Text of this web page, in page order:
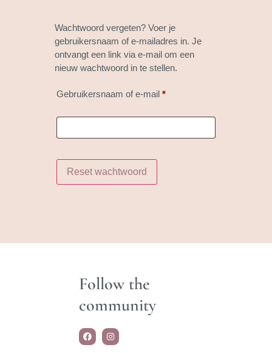
Wachtwoord vergeten? Voer je
gebruikersnaam of e-mailadres in. Je
ontvangt een link via e-mail om een
nieuw wachtwoord in te stellen.
Gebruikersnaam of e-mail *
Reset wachtwoord
Follow the
community